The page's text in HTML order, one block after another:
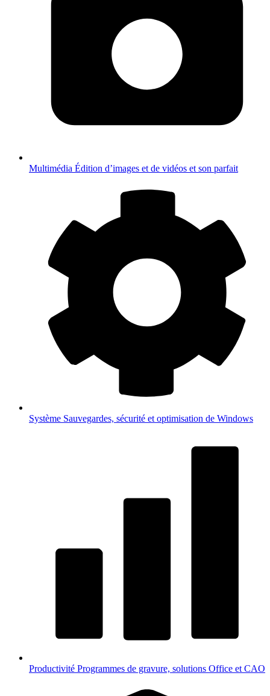
Multimédia Édition d’images et de vidéos et son parfait
Système Sauvegardes, sécurité et optimisation de Windows
Productivité Programmes de gravure, solutions Office et CAO